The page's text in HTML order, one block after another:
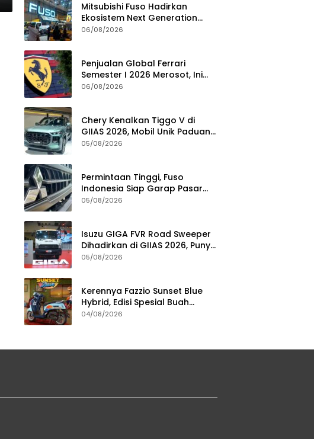
Mitsubishi Fuso Hadirkan
Ekosistem Next Generation
Zero Down Time di GIIAS 2026
06/08/2026
Penjualan Global Ferrari
Semester I 2026 Merosot, Ini
Penyebabnya
06/08/2026
Chery Kenalkan Tiggo V di
GIIAS 2026, Mobil Unik Paduan
SUV, MPV, dan Double Cabin
05/08/2026
Permintaan Tinggi, Fuso
Indonesia Siap Garap Pasar
Truk Bekas
05/08/2026
Isuzu GIGA FVR Road Sweeper
Dihadirkan di GIIAS 2026, Punya
Seabrek Keunggulan
05/08/2026
Kerennya Fazzio Sunset Blue
Hybrid, Edisi Spesial Buah
Kolaborasi dengan Alkateri
04/08/2026